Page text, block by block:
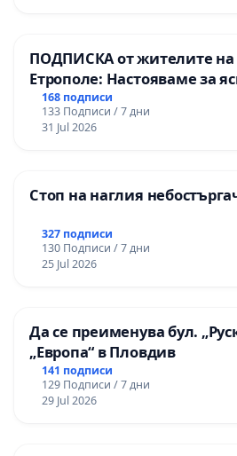
ПОДПИСКА от жителите
Етрополе: Настояваме за
“Елаците-МЕД” АД и от
изпълнят всички
168 подписи
133 Подписи / 7 дни
31 Jul 2026
Стоп на наглия
327 подписи
130 Подписи / 7 дни
25 Jul 2026
Да се преименува бул.
„Европа“ в Пловдив
141 подписи
129 Подписи / 7 дни
29 Jul 2026